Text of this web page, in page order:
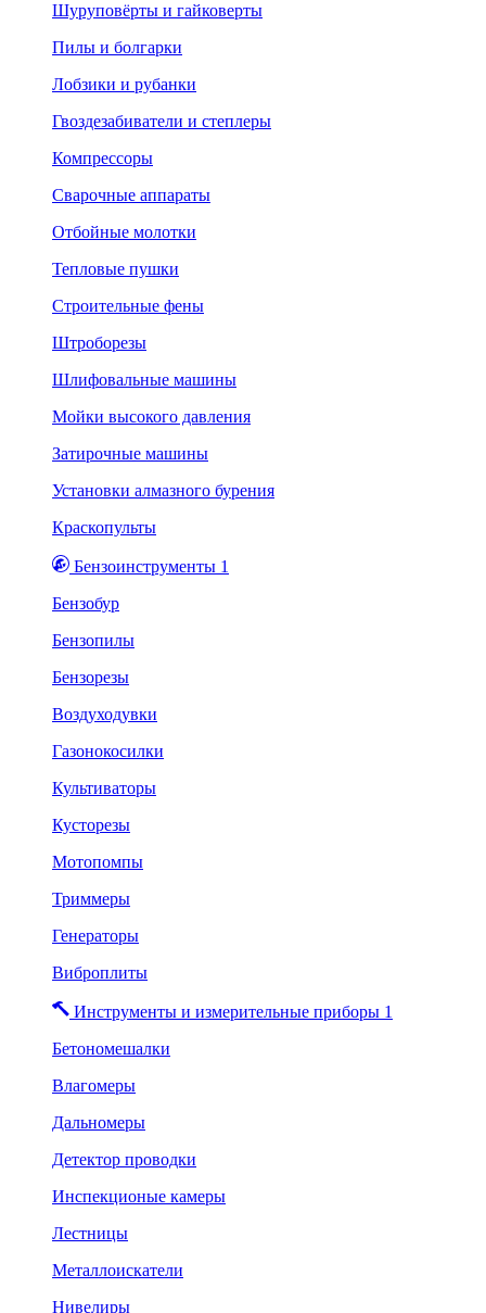
Шуруповёрты и гайковерты
Пилы и болгарки
Лобзики и рубанки
Гвоздезабиватели и степлеры
Компрессоры
Сварочные аппараты
Отбойные молотки
Тепловые пушки
Строительные фены
Штроборезы
Шлифовальные машины
Мойки высокого давления
Затирочные машины
Установки алмазного бурения
Краскопульты
Бензоинструменты 1
Бензобур
Бензопилы
Бензорезы
Воздуходувки
Газонокосилки
Культиваторы
Кусторезы
Мотопомпы
Триммеры
Генераторы
Виброплиты
Инструменты и измерительные приборы 1
Бетономешалки
Влагомеры
Дальномеры
Детектор проводки
Инспекционые камеры
Лестницы
Металлоискатели
Нивелиры